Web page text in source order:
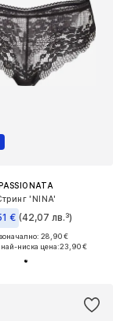
PASSIONATA
'NINA'
€ (42,07 лв.³)
28,90 €
ниска цена:23,90 €